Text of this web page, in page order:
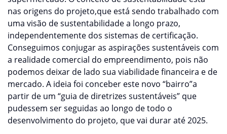
nas origens do projeto,que está sendo trabalhado com
uma visão de sustentabilidade a longo prazo,
independentemente dos sistemas de certificação.
Conseguimos conjugar as aspirações sustentáveis com
a realidade comercial do empreendimento, pois não
podemos deixar de lado sua viabilidade financeira e de
mercado. A ideia foi conceber este novo “bairro”a
partir de um “guia de diretrizes sustentáveis” que
pudessem ser seguidas ao longo de todo o
desenvolvimento do projeto, que vai durar até 2025.